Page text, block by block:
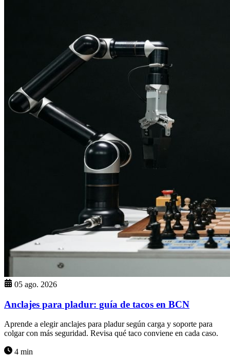
05 ago. 2026
Anclajes para pladur: guía de tacos en BCN
Aprende a elegir anclajes para pladur según carga y soporte para
colgar con más seguridad. Revisa qué taco conviene en cada caso.
4 min